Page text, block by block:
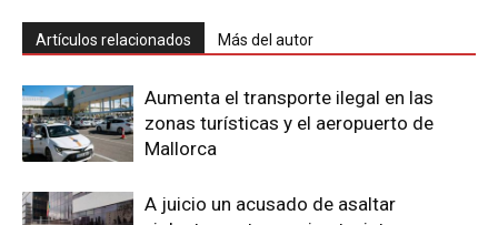
Artículos relacionados Más del autor
Aumenta el transporte ilegal en las
zonas turísticas y el aeropuerto de
Mallorca
A juicio un acusado de asaltar